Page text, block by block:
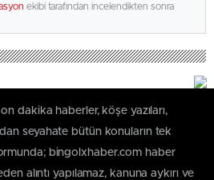
ekibi tarafından incelendikten sonra
dakika haberler, köşe yazıları,
seyahate bütün konuların tek
bingolxhaber.com haber
alıntı yapılamaz, kanuna aykırı ve